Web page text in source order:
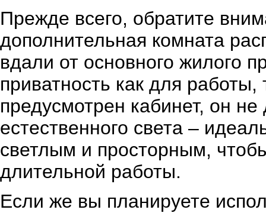
Прежде всего, обратите
дополнительная комната
вдали от основного жилого
приватность как для
предусмотрен кабинет, он
естественного света –
светлым и просторным,
длительной работы.
Если же вы планируете